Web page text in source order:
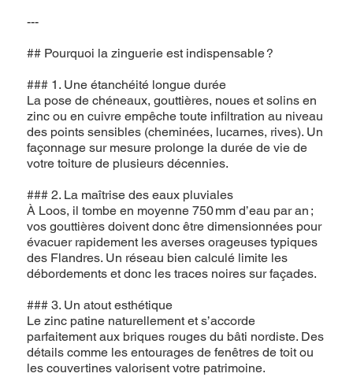
---
## Pourquoi la zinguerie est indispensable ?
### 1. Une étanchéité longue durée
La pose de chéneaux, gouttières, noues et solins en
zinc ou en cuivre empêche toute infiltration au niveau
des points sensibles (cheminées, lucarnes, rives). Un
façonnage sur mesure prolonge la durée de vie de
votre toiture de plusieurs décennies.
### 2. La maîtrise des eaux pluviales
À Loos, il tombe en moyenne 750 mm d’eau par an ;
vos gouttières doivent donc être dimensionnées pour
évacuer rapidement les averses orageuses typiques
des Flandres. Un réseau bien calculé limite les
débordements et donc les traces noires sur façades.
### 3. Un atout esthétique
Le zinc patine naturellement et s’accorde
parfaitement aux briques rouges du bâti nordiste. Des
détails comme les entourages de fenêtres de toit ou
les couvertines valorisent votre patrimoine.